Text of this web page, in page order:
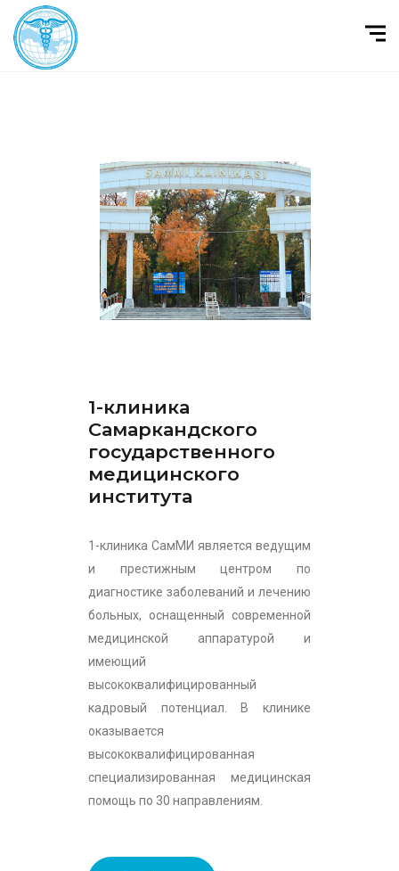
1-клиника
Самаркандского
государственного
медицинского
института
1-клиника СамМИ является ведущим
и престижным центром по
диагностике заболеваний и лечению
больных, оснащенный современной
медицинской аппаратурой и
имеющий
высококвалифицированный
кадровый потенциал. В клинике
оказывается
высококвалифицированная
специализированная медицинская
помощь по 30 направлениям.